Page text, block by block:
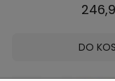
DO